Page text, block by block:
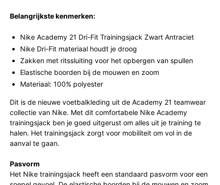
Belangrijkste kenmerken:
Nike Academy 21 Dri-Fit Trainingsjack Zwart Antraciet
Nike Dri-Fit materiaal houdt je droog
Zakken met ritssluiting voor het opbergen van spullen
Elastische boorden bij de mouwen en zoom
Materiaal: 100% polyester
Dit is de nieuwe voetbalkleding uit de Academy 21 teamwear
collectie van Nike. Met dit comfortabele Nike Academy
trainingsjack ben je goed uitgerust om alles uit je training te
halen. Het trainingsjack zorgt voor mobiliteit om vol in de
aanval te gaan.
Pasvorm
Het Nike trainingsjack heeft een standaard pasvorm voor een